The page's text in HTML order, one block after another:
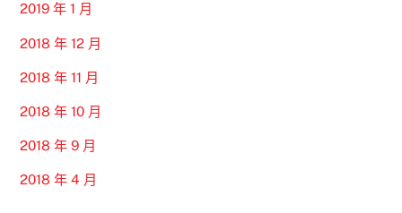
2019 年 1 月
2018 年 12 月
2018 年 11 月
2018 年 10 月
2018 年 9 月
2018 年 4 月